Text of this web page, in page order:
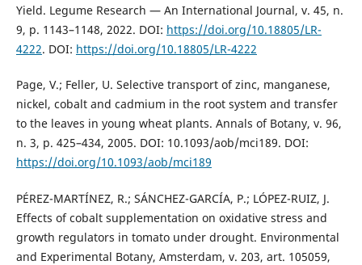
Yield. Legume Research — An International Journal, v. 45, n.
9, p. 1143–1148, 2022. DOI: https://doi.org/10.18805/LR-
4222. DOI: https://doi.org/10.18805/LR-4222
Page, V.; Feller, U. Selective transport of zinc, manganese,
nickel, cobalt and cadmium in the root system and transfer
to the leaves in young wheat plants. Annals of Botany, v. 96,
n. 3, p. 425–434, 2005. DOI: 10.1093/aob/mci189. DOI:
https://doi.org/10.1093/aob/mci189
PÉREZ-MARTÍNEZ, R.; SÁNCHEZ-GARCÍA, P.; LÓPEZ-RUIZ, J.
Effects of cobalt supplementation on oxidative stress and
growth regulators in tomato under drought. Environmental
and Experimental Botany, Amsterdam, v. 203, art. 105059,